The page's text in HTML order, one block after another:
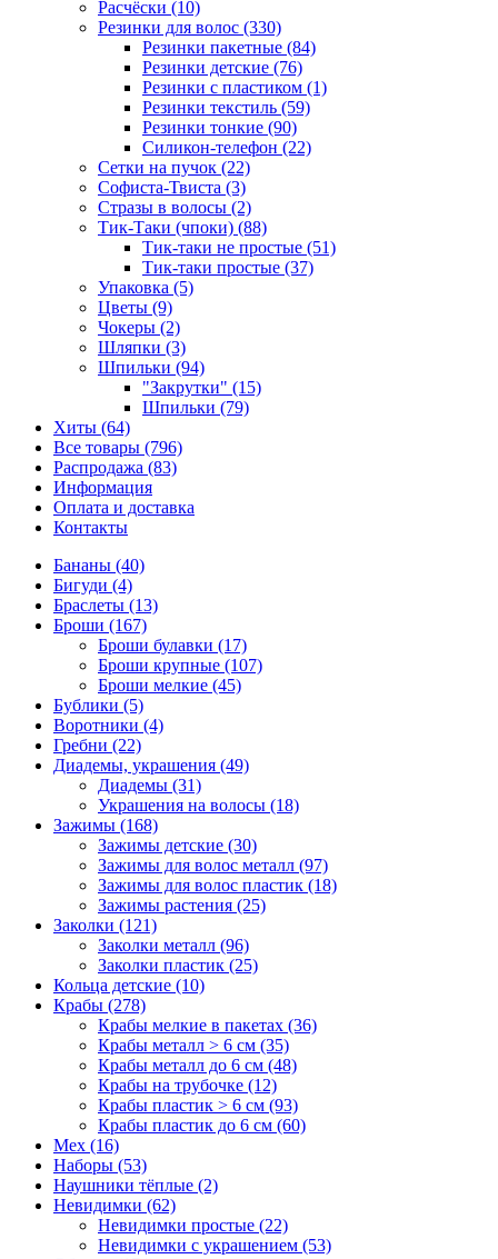
Расчёски (10)
Резинки для волос (330)
Резинки пакетные (84)
Резинки детские (76)
Резинки с пластиком (1)
Резинки текстиль (59)
Резинки тонкие (90)
Силикон-телефон (22)
Сетки на пучок (22)
Софиста-Твиста (3)
Стразы в волосы (2)
Тик-Таки (чпоки) (88)
Тик-таки не простые (51)
Тик-таки простые (37)
Упаковка (5)
Цветы (9)
Чокеры (2)
Шляпки (3)
Шпильки (94)
"Закрутки" (15)
Шпильки (79)
Хиты (64)
Все товары (796)
Распродажа (83)
Информация
Оплата и доставка
Контакты
Бананы (40)
Бигуди (4)
Браслеты (13)
Броши (167)
Броши булавки (17)
Броши крупные (107)
Броши мелкие (45)
Бублики (5)
Воротники (4)
Гребни (22)
Диадемы, украшения (49)
Диадемы (31)
Украшения на волосы (18)
Зажимы (168)
Зажимы детские (30)
Зажимы для волос металл (97)
Зажимы для волос пластик (18)
Зажимы растения (25)
Заколки (121)
Заколки металл (96)
Заколки пластик (25)
Кольца детские (10)
Крабы (278)
Крабы мелкие в пакетах (36)
Крабы металл > 6 см (35)
Крабы металл до 6 см (48)
Крабы на трубочке (12)
Крабы пластик > 6 см (93)
Крабы пластик до 6 см (60)
Мех (16)
Наборы (53)
Наушники тёплые (2)
Невидимки (62)
Невидимки простые (22)
Невидимки с украшением (53)